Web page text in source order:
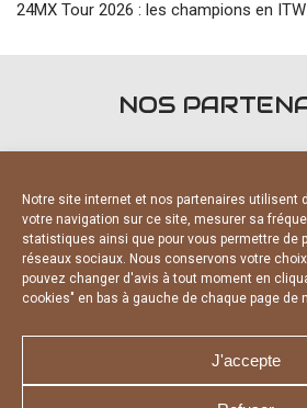
Notre site internet et nos partenaires utilisent
votre navigation sur ce site, mesurer sa
statistiques ainsi que pour vous permettre de
réseaux sociaux. Nous conservons votre
pouvez changer d'avis à tout moment en
cookies" en bas à gauche de chaque page de
J'accepte
24MX Tour 2026 : les champions en
NOS
PARTENAIRES